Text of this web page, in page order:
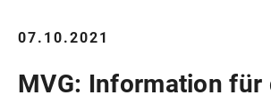
07.10.2021
MVG: Information für